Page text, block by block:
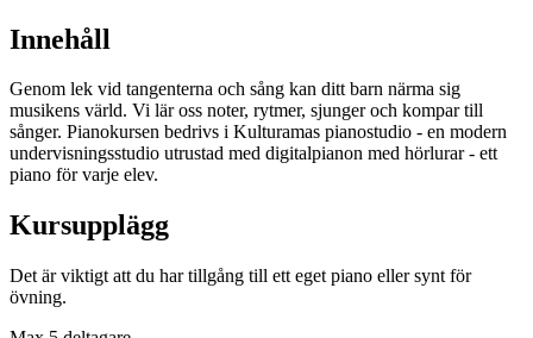
Innehåll
Genom lek vid tangenterna och sång kan ditt barn närma sig
musikens värld. Vi lär oss noter, rytmer, sjunger och kompar till
sånger. Pianokursen bedrivs i Kulturamas pianostudio - en modern
undervisningsstudio utrustad med digitalpianon med hörlurar - ett
piano för varje elev.
Kursupplägg
Det är viktigt att du har tillgång till ett eget piano eller synt för
övning.